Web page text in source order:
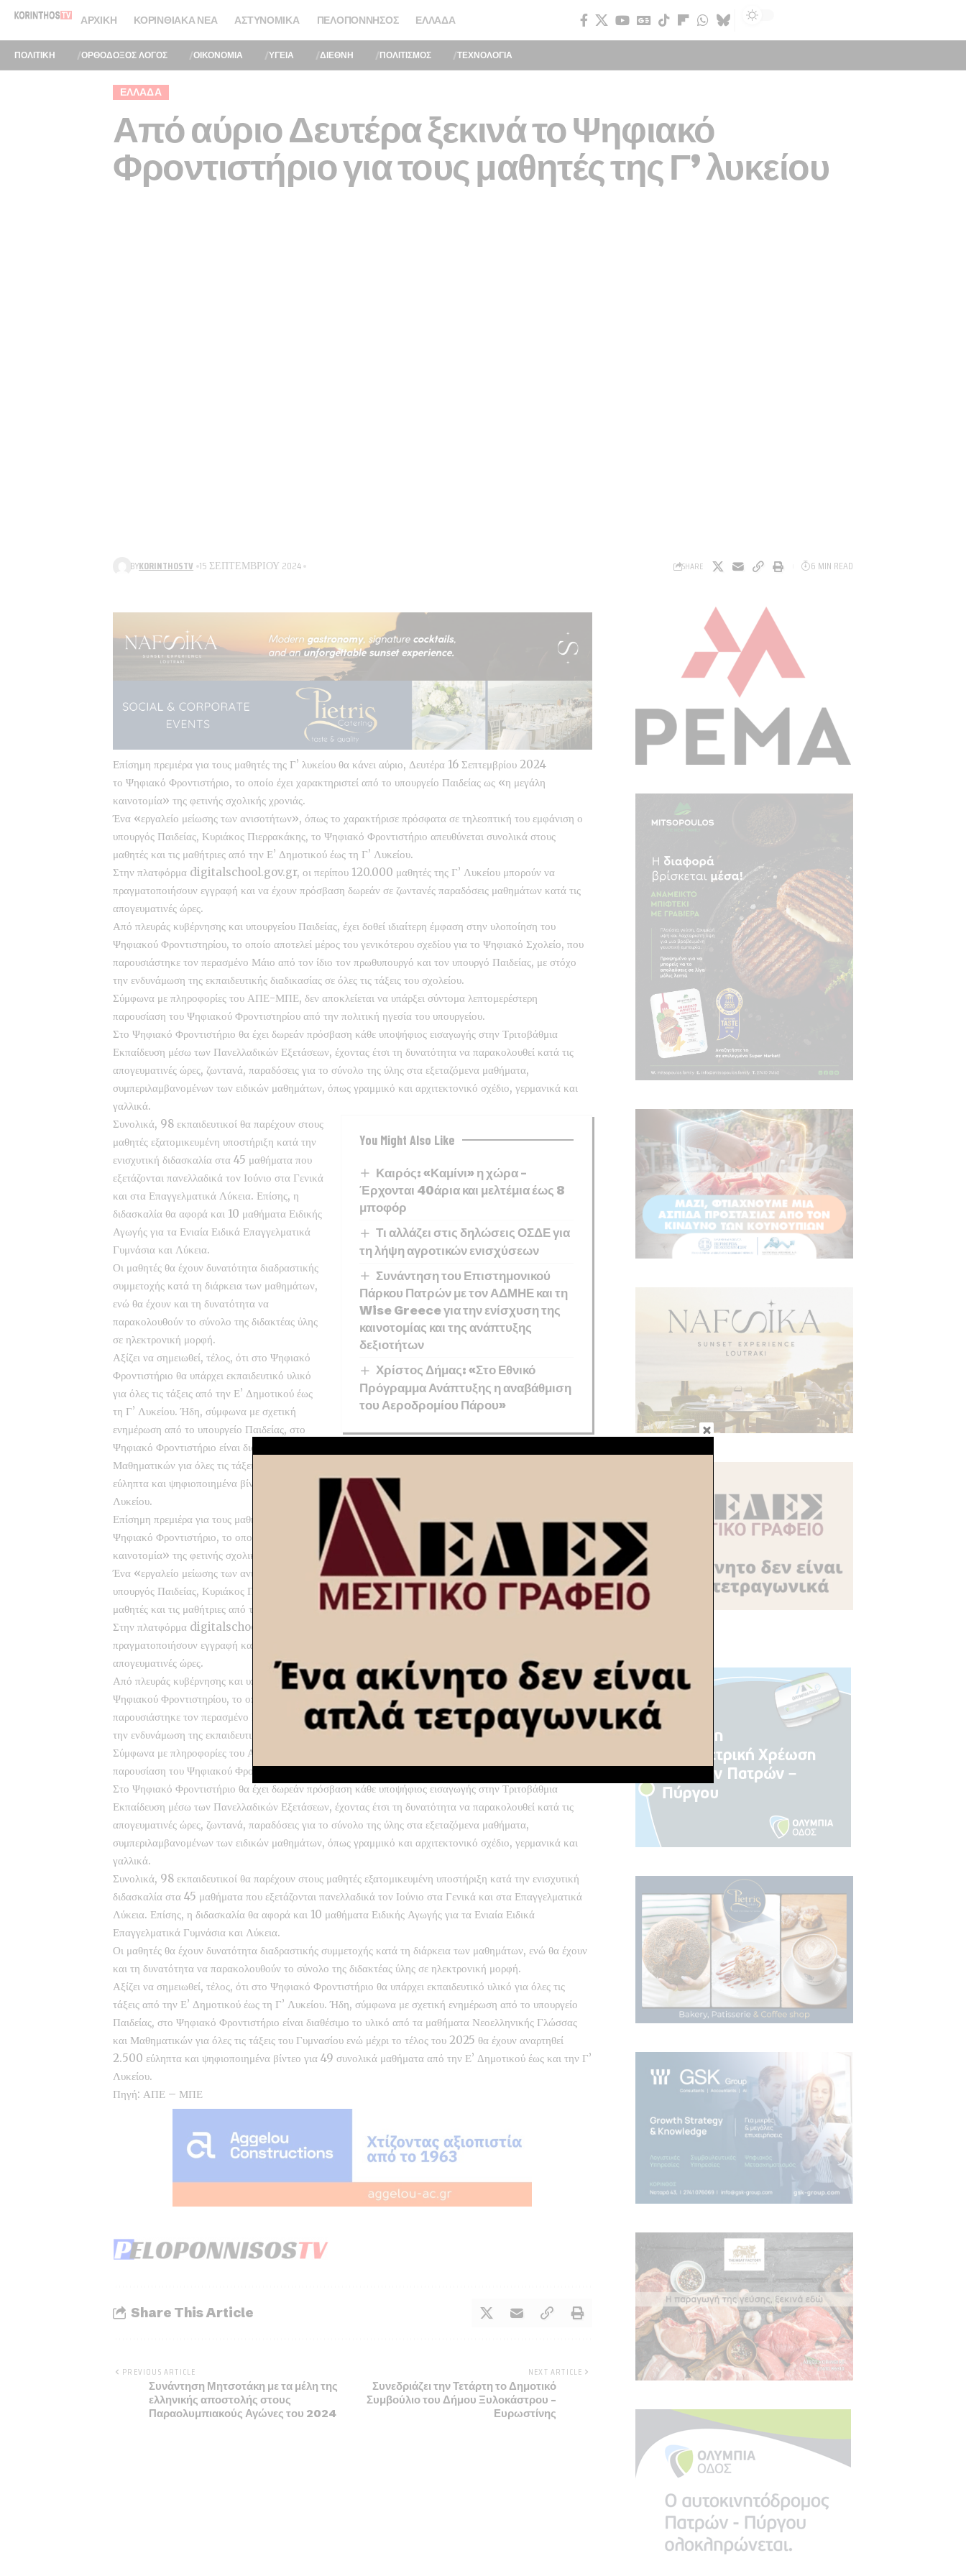
ΑΡΧΙΚΉ ΚΟΡΙΝΘΙΑΚΆ ΝΈΑ ΑΣΤΥΝΟΜΙΚΆ ΠΕΛΟΠΌΝΝΗΣΟΣ ΕΛΛΆΔΑ
ΠΟΛΙΤΙΚΗ ΟΡΘΟΔΟΞΟΣ ΛΟΓΟΣ ΟΙΚΟΝΟΜΙΑ ΥΓΕΙΑ ΔΙΕΘΝΗ ΠΟΛΙΤΙΣΜΟΣ ΤΕΧΝΟΛΟΓΙΑ
ΕΛΛΆΔΑ
Από αύριο Δευτέρα ξεκινά το Ψηφιακό
Φροντιστήριο για τους μαθητές της Γ’ λυκείου
BYKORINTHOSTV 15 ΣΕΠΤΕΜΒΡΊΟΥ 2024 SHARE 6 MIN READ
Επίσημη πρεμιέρα για τους μαθητές της Γ’ λυκείου θα κάνει αύριο, Δευτέρα 16 Σεπτεμβρίου 2024
το Ψηφιακό Φροντιστήριο, το οποίο έχει χαρακτηριστεί από το υπουργείο Παιδείας ως «η μεγάλη
καινοτομία» της φετινής σχολικής χρονιάς.
Ένα «εργαλείο μείωσης των ανισοτήτων», όπως το χαρακτήρισε πρόσφατα σε τηλεοπτική του εμφάνιση ο
υπουργός Παιδείας, Κυριάκος Πιερρακάκης, το Ψηφιακό Φροντιστήριο απευθύνεται συνολικά στους
μαθητές και τις μαθήτριες από την Ε’ Δημοτικού έως τη Γ’ Λυκείου.
Στην πλατφόρμα digitalschool.gov.gr, οι περίπου 120.000 μαθητές της Γ’ Λυκείου μπορούν να
πραγματοποιήσουν εγγραφή και να έχουν πρόσβαση δωρεάν σε ζωντανές παραδόσεις μαθημάτων κατά τις
απογευματινές ώρες.
Από πλευράς κυβέρνησης και υπουργείου Παιδείας, έχει δοθεί ιδιαίτερη έμφαση στην υλοποίηση του
Ψηφιακού Φροντιστηρίου, το οποίο αποτελεί μέρος του γενικότερου σχεδίου για το Ψηφιακό Σχολείο, που
παρουσιάστηκε τον περασμένο Μάιο από τον ίδιο τον πρωθυπουργό και τον υπουργό Παιδείας, με στόχο
την ενδυνάμωση της εκπαιδευτικής διαδικασίας σε όλες τις τάξεις του σχολείου.
Σύμφωνα με πληροφορίες του ΑΠΕ-ΜΠΕ, δεν αποκλείεται να υπάρξει σύντομα λεπτομερέστερη
παρουσίαση του Ψηφιακού Φροντιστηρίου από την πολιτική ηγεσία του υπουργείου.
Στο Ψηφιακό Φροντιστήριο θα έχει δωρεάν πρόσβαση κάθε υποψήφιος εισαγωγής στην Τριτοβάθμια
Εκπαίδευση μέσω των Πανελλαδικών Εξετάσεων, έχοντας έτσι τη δυνατότητα να παρακολουθεί κατά τις
απογευματινές ώρες, ζωντανά, παραδόσεις για το σύνολο της ύλης στα εξεταζόμενα μαθήματα,
συμπεριλαμβανομένων των ειδικών μαθημάτων, όπως γραμμικό και αρχιτεκτονικό σχέδιο, γερμανικά και
γαλλικά.
You Might Also Like
Καιρός: «Καμίνι» η χώρα –
Έρχονται 40άρια και μελτέμια έως 8
μποφόρ
Τι αλλάζει στις δηλώσεις ΟΣΔΕ για
τη λήψη αγροτικών ενισχύσεων
Συνάντηση του Επιστημονικού
Πάρκου Πατρών με τον ΑΔΜΗΕ και τη
Wise Greece για την ενίσχυση της
καινοτομίας και της ανάπτυξης
δεξιοτήτων
Χρίστος Δήμας: «Στο Εθνικό
Πρόγραμμα Ανάπτυξης η αναβάθμιση
του Αεροδρομίου Πάρου»
Συνολικά, 98 εκπαιδευτικοί θα παρέχουν στους
μαθητές εξατομικευμένη υποστήριξη κατά την
ενισχυτική διδασκαλία στα 45 μαθήματα που
εξετάζονται πανελλαδικά τον Ιούνιο στα Γενικά
και στα Επαγγελματικά Λύκεια. Επίσης, η
διδασκαλία θα αφορά και 10 μαθήματα Ειδικής
Αγωγής για τα Ενιαία Ειδικά Επαγγελματικά
Γυμνάσια και Λύκεια.
Οι μαθητές θα έχουν δυνατότητα διαδραστικής
συμμετοχής κατά τη διάρκεια των μαθημάτων,
ενώ θα έχουν και τη δυνατότητα να
παρακολουθούν το σύνολο της διδακτέας ύλης
σε ηλεκτρονική μορφή.
Αξίζει να σημειωθεί, τέλος, ότι στο Ψηφιακό
Φροντιστήριο θα υπάρχει εκπαιδευτικό υλικό
για όλες τις τάξεις από την Ε’ Δημοτικού έως
τη Γ’ Λυκείου. Ήδη, σύμφωνα με σχετική
ενημέρωση από το υπουργείο Παιδείας, στο
Ψηφιακό Φροντιστήριο είναι διαθέσιμο το υλικό από τα μαθήματα Νεοελληνικής Γλώσσας και
Μαθηματικών για όλες τις τάξεις του Γυμνασίου ενώ μέχρι το τέλος του 2025 θα έχουν αναρτηθεί 2.500
εύληπτα και ψηφιοποιημένα βίντεο για 49 συνολικά μαθήματα από την Ε’ Δημοτικού έως και την Γ’
Λυκείου.
Επίσημη πρεμιέρα για τους μαθητές της Γ’ λυκείου θα κάνει αύριο, Δευτέρα 16 Σεπτεμβρίου 2024 το
Ψηφιακό Φροντιστήριο, το οποίο έχει χαρακτηριστεί από το υπουργείο Παιδείας ως «η μεγάλη
καινοτομία» της φετινής σχολικής χρονιάς.
Ένα «εργαλείο μείωσης των ανισοτήτων», όπως το χαρακτήρισε πρόσφατα σε τηλεοπτική του εμφάνιση ο
υπουργός Παιδείας, Κυριάκος Πιερρακάκης, το Ψηφιακό Φροντιστήριο απευθύνεται συνολικά στους
μαθητές και τις μαθήτριες από την Ε’ Δημοτικού έως τη Γ’ Λυκείου.
Στην πλατφόρμα digitalschool.gov.gr, οι περίπου 120.000 μαθητές της Γ’ Λυκείου μπορούν να
πραγματοποιήσουν εγγραφή και να έχουν πρόσβαση δωρεάν σε ζωντανές παραδόσεις μαθημάτων κατά τις
απογευματινές ώρες.
Από πλευράς κυβέρνησης και υπουργείου Παιδείας, έχει δοθεί ιδιαίτερη έμφαση στην υλοποίηση του
Ψηφιακού Φροντιστηρίου, το οποίο αποτελεί μέρος του γενικότερου σχεδίου για το Ψηφιακό Σχολείο, που
παρουσιάστηκε τον περασμένο Μάιο από τον ίδιο τον πρωθυπουργό και τον υπουργό Παιδείας, με στόχο
την ενδυνάμωση της εκπαιδευτικής διαδικασίας σε όλες τις τάξεις του σχολείου.
Σύμφωνα με πληροφορίες του ΑΠΕ-ΜΠΕ, δεν αποκλείεται να υπάρξει σύντομα λεπτομερέστερη
παρουσίαση του Ψηφιακού Φροντιστηρίου από την πολιτική ηγεσία του υπουργείου.
Στο Ψηφιακό Φροντιστήριο θα έχει δωρεάν πρόσβαση κάθε υποψήφιος εισαγωγής στην Τριτοβάθμια
Εκπαίδευση μέσω των Πανελλαδικών Εξετάσεων, έχοντας έτσι τη δυνατότητα να παρακολουθεί κατά τις
απογευματινές ώρες, ζωντανά, παραδόσεις για το σύνολο της ύλης στα εξεταζόμενα μαθήματα,
συμπεριλαμβανομένων των ειδικών μαθημάτων, όπως γραμμικό και αρχιτεκτονικό σχέδιο, γερμανικά και
γαλλικά.
Συνολικά, 98 εκπαιδευτικοί θα παρέχουν στους μαθητές εξατομικευμένη υποστήριξη κατά την ενισχυτική
διδασκαλία στα 45 μαθήματα που εξετάζονται πανελλαδικά τον Ιούνιο στα Γενικά και στα Επαγγελματικά
Λύκεια. Επίσης, η διδασκαλία θα αφορά και 10 μαθήματα Ειδικής Αγωγής για τα Ενιαία Ειδικά
Επαγγελματικά Γυμνάσια και Λύκεια.
Οι μαθητές θα έχουν δυνατότητα διαδραστικής συμμετοχής κατά τη διάρκεια των μαθημάτων, ενώ θα έχουν
και τη δυνατότητα να παρακολουθούν το σύνολο της διδακτέας ύλης σε ηλεκτρονική μορφή.
Αξίζει να σημειωθεί, τέλος, ότι στο Ψηφιακό Φροντιστήριο θα υπάρχει εκπαιδευτικό υλικό για όλες τις
τάξεις από την Ε’ Δημοτικού έως τη Γ’ Λυκείου. Ήδη, σύμφωνα με σχετική ενημέρωση από το υπουργείο
Παιδείας, στο Ψηφιακό Φροντιστήριο είναι διαθέσιμο το υλικό από τα μαθήματα Νεοελληνικής Γλώσσας
και Μαθηματικών για όλες τις τάξεις του Γυμνασίου ενώ μέχρι το τέλος του 2025 θα έχουν αναρτηθεί
2.500 εύληπτα και ψηφιοποιημένα βίντεο για 49 συνολικά μαθήματα από την Ε’ Δημοτικού έως και την Γ’
Λυκείου.
Πηγή: ΑΠΕ – ΜΠΕ
Share This Article
PREVIOUS ARTICLE
Συνάντηση Μητσοτάκη με τα μέλη της
ελληνικής αποστολής στους
Παραολυμπιακούς Αγώνες του 2024
NEXT ARTICLE
Συνεδριάζει την Τετάρτη το Δημοτικό
Συμβούλιο του Δήμου Ξυλοκάστρου –
Ευρωστίνης